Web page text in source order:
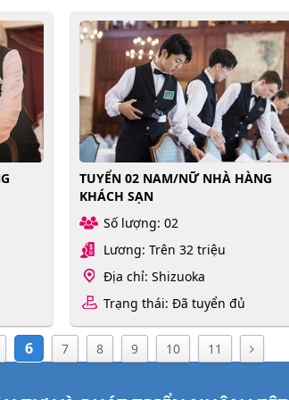
TUYỂN 02 NAM/NỮ NHÀ HÀNG
KHÁCH SẠN
Số lượng: 02
Lương: Trên 32 triệu
Địa chỉ: Shizuoka
Trạng thái: Đã tuyển đủ
6 7 8 9 10 11